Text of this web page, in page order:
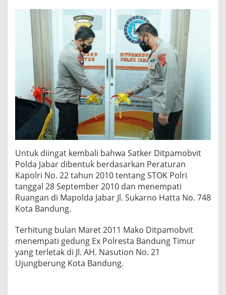
Untuk diingat kembali bahwa Satker Ditpamobvit
Polda Jabar dibentuk berdasarkan Peraturan
Kapolri No. 22 tahun 2010 tentang STOK Polri
tanggal 28 September 2010 dan menempati
Ruangan di Mapolda Jabar Jl. Sukarno Hatta No. 748
Kota Bandung.
Terhitung bulan Maret 2011 Mako Ditpamobvit
menempati gedung Ex Polresta Bandung Timur
yang terletak di Jl. AH. Nasution No. 21
Ujungberung Kota Bandung.